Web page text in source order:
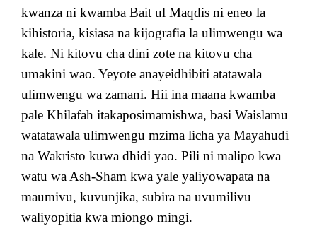
kwanza ni kwamba Bait ul Maqdis ni eneo la
kihistoria, kisiasa na kijografia la ulimwengu wa
kale. Ni kitovu cha dini zote na kitovu cha
umakini wao. Yeyote anayeidhibiti atatawala
ulimwengu wa zamani. Hii ina maana kwamba
pale Khilafah itakaposimamishwa, basi Waislamu
watatawala ulimwengu mzima licha ya Mayahudi
na Wakristo kuwa dhidi yao. Pili ni malipo kwa
watu wa Ash-Sham kwa yale yaliyowapata na
maumivu, kuvunjika, subira na uvumilivu
waliyopitia kwa miongo mingi.